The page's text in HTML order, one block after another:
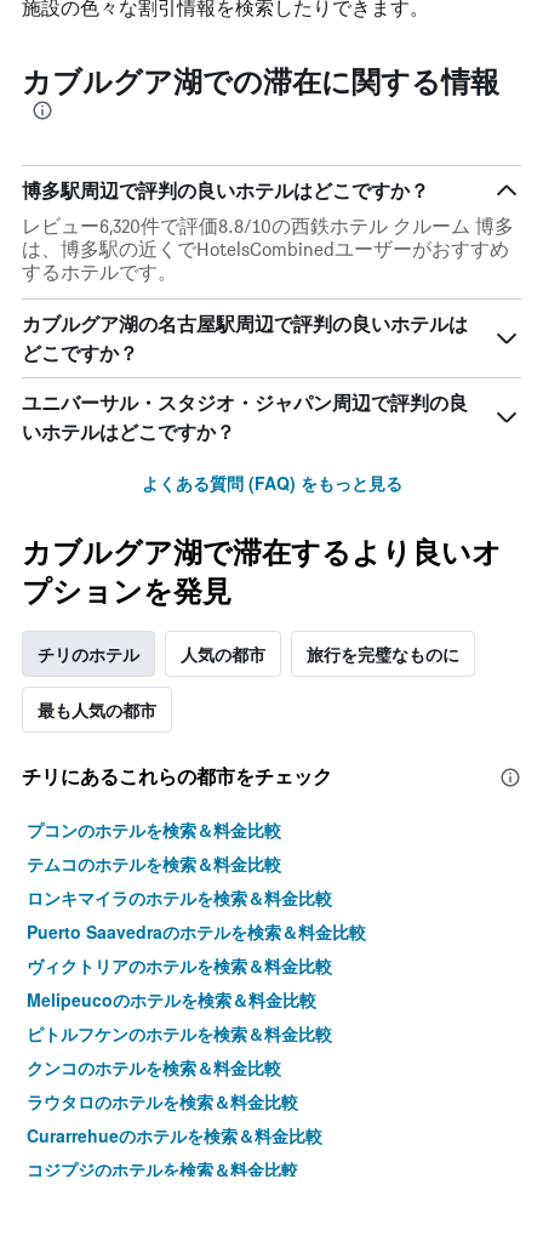
施設の色々な割引情報を検索したりできます。
カブルグア湖での滞在に関する情報
博多駅周辺で評判の良いホテルはどこですか？
レビュー6,320件で評価8.8/10の西鉄ホテル クルーム 博多
は、博多駅の近くでHotelsCombinedユーザーがおすすめ
するホテルです。
カブルグア湖の名古屋駅周辺で評判の良いホテルは
どこですか？
ユニバーサル・スタジオ・ジャパン周辺で評判の良
いホテルはどこですか？
よくある質問 (FAQ) をもっと見る
カブルグア湖で滞在するより良いオ
プションを発見
チリのホテル 人気の都市 旅行を完璧なものに
最も人気の都市
チリ​にあるこれらの都市をチェック
プコンのホテルを検索＆料金比較
テムコのホテルを検索＆料金比較
ロンキマイラのホテルを検索＆料金比較
Puerto Saavedraのホテルを検索＆料金比較
ヴィクトリアのホテルを検索＆料金比較
Melipeucoのホテルを検索＆料金比較
ピトルフケンのホテルを検索＆料金比較
クンコのホテルを検索＆料金比較
ラウタロのホテルを検索＆料金比較
Curarrehueのホテルを検索＆料金比較
コジプジのホテルを検索＆料金比較